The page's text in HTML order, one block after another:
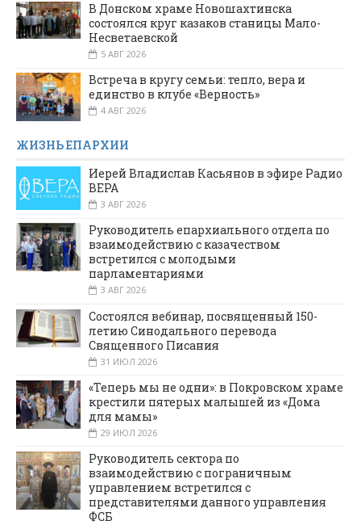
В Донском храме Новошахтинска
состоялся круг казаков станицы Мало-
Несветаевской
5 АВГ 2026
Встреча в кругу семьи: тепло, вера и
единство в клубе «Верность»
4 АВГ 2026
ЖИЗНЬ ЕПАРХИИ
Иерей Владислав Касьянов в эфире Радио
ВЕРА
3 АВГ 2026
Руководитель епархиального отдела по
взаимодействию с казачеством
встретился с молодыми
парламентариями
3 АВГ 2026
Состоялся вебинар, посвященный 150-
летию Синодального перевода
Священного Писания
31 ИЮЛ 2026
«Теперь мы не одни»: в Покровском храме
крестили пятерых малышей из «Дома
для мамы»
29 ИЮЛ 2026
Руководитель сектора по
взаимодействию с пограничным
управлением встретился с
представителями данного управления
ФСБ